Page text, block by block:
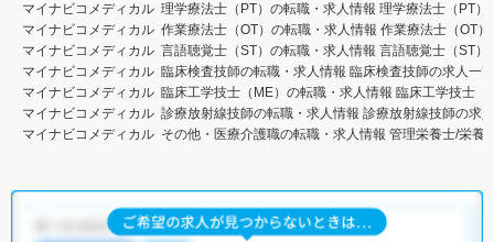
マイナビコメディカル 理学療法士（PT）の転職・求人情報 理学療法士（PT）
マイナビコメディカル 作業療法士（OT）の転職・求人情報 作業療法士（OT
マイナビコメディカル 言語聴覚士（ST）の転職・求人情報 言語聴覚士（ST）
マイナビコメディカル 臨床検査技師の転職・求人情報 臨床検査技師の求人一覧
マイナビコメディカル 臨床工学技士（ME）の転職・求人情報 臨床工学技士（
マイナビコメディカル 診療放射線技師の転職・求人情報 診療放射線技師の求
マイナビコメディカル その他・医療介護職の転職・求人情報 管理栄養士/栄養